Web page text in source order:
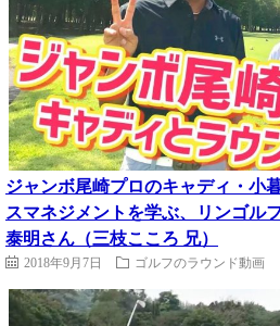
ジャンボ尾崎プロのキャディ・小
スマネジメントを学ぶ、リンゴル
泰明さん（三枝こころ 兄）
2018年9月7日 ゴルフのラウンド動画